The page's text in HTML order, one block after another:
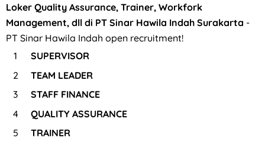
Loker Quality Assurance, Trainer, Workfork
Management, dll di PT Sinar Hawila Indah Surakarta -
PT Sinar Hawila Indah open recruitment!
SUPERVISOR
TEAM LEADER
STAFF FINANCE
QUALITY ASSURANCE
TRAINER